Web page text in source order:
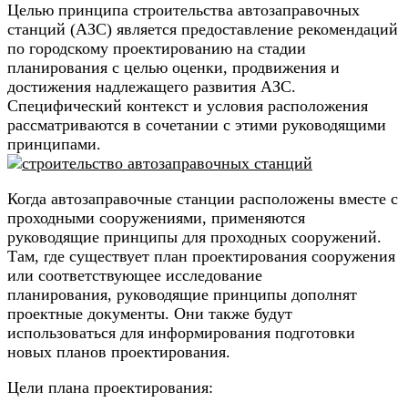
Целью принципа строительства автозаправочных
станций (АЗС) является предоставление рекомендаций
по городскому проектированию на стадии
планирования с целью оценки, продвижения и
достижения надлежащего развития АЗС.
Специфический контекст и условия расположения
рассматриваются в сочетании с этими руководящими
принципами.
Когда автозаправочные станции расположены вместе с
проходными сооружениями, применяются
руководящие принципы для проходных сооружений.
Там, где существует план проектирования сооружения
или соответствующее исследование
планирования, руководящие принципы дополнят
проектные документы. Они также будут
использоваться для информирования подготовки
новых планов проектирования.
Цели плана проектирования: